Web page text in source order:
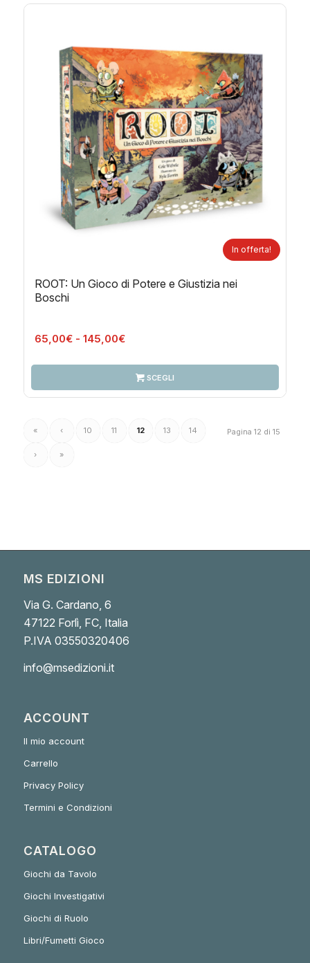
ROOT: Un Gioco di Potere e Giustizia nei
Boschi
65,00€ - 145,00€Fascia
da
145,00€
In offerta!
SCEGLI
Pagina 12 di 15
« ‹ 10 11 12 13 14
› »
MS EDIZIONI
Via G. Cardano, 6
47122 Forlì, FC, Italia
P.IVA 03550320406
info@msedizioni.it
ACCOUNT
Il mio account
Carrello
Privacy Policy
Termini e Condizioni
CATALOGO
Giochi da Tavolo
Giochi Investigativi
Giochi di Ruolo
Libri/Fumetti Gioco